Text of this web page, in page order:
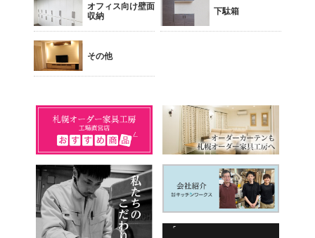
オフィス向け壁面
収納
下駄箱
その他